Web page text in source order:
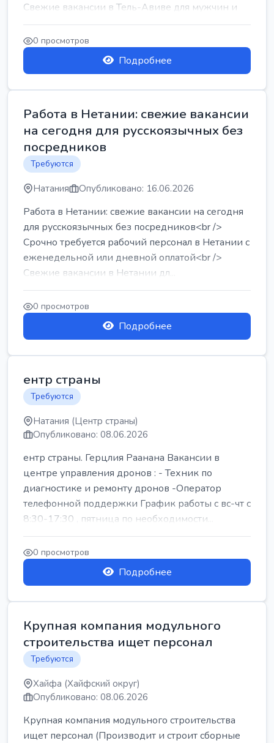
Свежие вакансии в Тель-Авиве для мужчин и
женщин от хозя...
0 просмотров
Подробнее
Работа в Нетании: свежие вакансии
на сегодня для русскоязычных без
посредников
Требуются
Натания Опубликовано: 16.06.2026
Работа в Нетании: свежие вакансии на сегодня
для русскоязычных без посредников<br />
Срочно требуется рабочий персонал в Нетании с
еженедельной или дневной оплатой<br />
Свежие вакансии в Нетании дл...
0 просмотров
Подробнее
ентр страны
Требуются
Натания (Центр страны)
Опубликовано: 08.06.2026
ентр страны. Герцлия Раанана Вакансии в
центре управления дронов : - Техник по
диагностике и ремонту дронов -Оператор
телефонной поддержки График работы с вс-чт с
8:30-17:30 , пятница по необходимости...
0 просмотров
Подробнее
Крупная компания модульного
строительства ищет персонал
Требуются
Хайфа (Хайфский округ)
Опубликовано: 08.06.2026
Крупная компания модульного строительства
ищет персонал (Производит и строит сборные